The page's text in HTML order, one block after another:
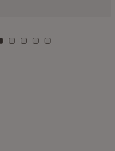
Zu Kachel: 0
Zu Kachel: 3
Zu Kachel: 6
Zu Kachel: 9
Zu Kachel: 12